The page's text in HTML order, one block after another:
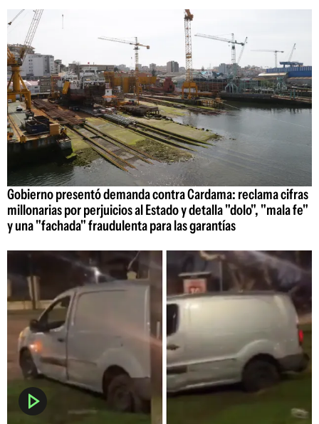
Gobierno presentó demanda contra Cardama: reclama cifras
millonarias por perjuicios al Estado y detalla "dolo", "mala fe"
y una "fachada" fraudulenta para las garantías